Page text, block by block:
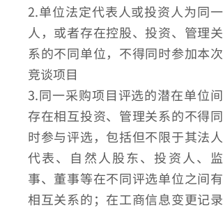
2.单位法定代表人或投资人为同一
人，或者存在控股、投资、管理关
系的不同单位，不得同时参加本次
竞谈项目
3.同一采购项目评选的潜在单位间
存在相互投资、管理关系的不得同
时参与评选，包括但不限于其法人
代表、自然人股东、投资人、监
事、董事等在不同评选单位之间有
相互关系的；在工商信息变更记录